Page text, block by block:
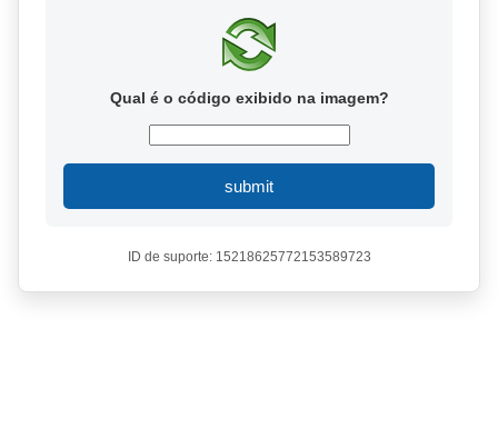
Qual é o código exibido na imagem?
submit
ID de suporte: 15218625772153589723